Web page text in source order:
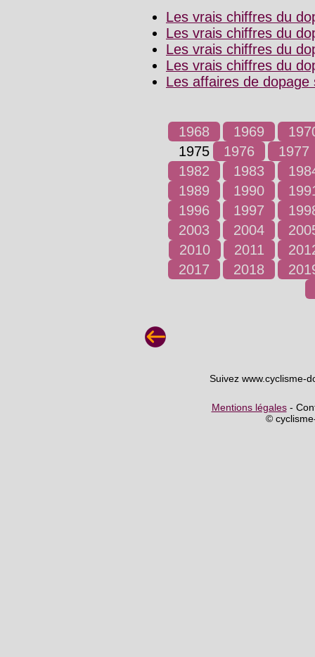
Les vrais chiffres du
Les vrais chiffres du
Les vrais chiffres du
Les vrais chiffres du
Les affaires de dopage
1968 1969
1975
1976
1977
1982
1983
1989
1990
1996
1997
2003
2004
2010
2011
2017
2018
Suivez www.cyclisme-
Mentions légales-
©